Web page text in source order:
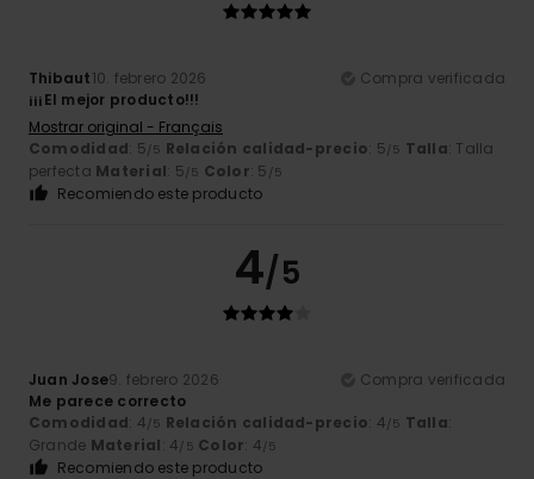
Thibaut10. febrero 2026
Compra verificada
¡¡¡El mejor producto!!!
Mostrar original - Français
Comodidad: 5/5 Relación calidad-precio: 5/5 Talla: Talla
perfecta Material: 5/5 Color: 5 /5
Recomiendo este producto
4/5
Juan Jose9. febrero 2026
Compra verificada
Me parece correcto
Comodidad: 4/5 Relación calidad-precio: 4/5 Talla:
Grande Material: 4/5 Color: 4/5
Recomiendo este producto